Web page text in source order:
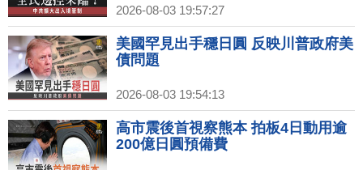
2026-08-03 19:57:27
美國罕見出手穩日圓 反映川普政府美
債問題
2026-08-03 19:54:13
高市震後首視察熊本 拍板4日動用逾
200億日圓預備費